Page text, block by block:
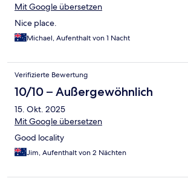
Mit Google übersetzen
Nice place.
Michael, Aufenthalt von 1 Nacht
Verifizierte Bewertung
10/10 – Außergewöhnlich
15. Okt. 2025
Mit Google übersetzen
Good locality
Jim, Aufenthalt von 2 Nächten